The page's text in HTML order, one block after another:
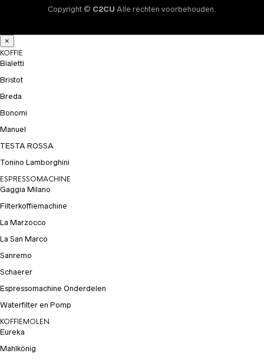
Copyright © C2CU Alle rechten voorbehouden.
×
KOFFIE
Bialetti
Bristot
Breda
Bonomi
Manuel
TESTA ROSSA
Tonino Lamborghini
ESPRESSOMACHINE
Gaggia Milano
Filterkoffiemachine
La Marzocco
La San Marco
Sanremo
Schaerer
Espressomachine Onderdelen
Waterfilter en Pomp
KOFFIEMOLEN
Eureka
Mahlkönig